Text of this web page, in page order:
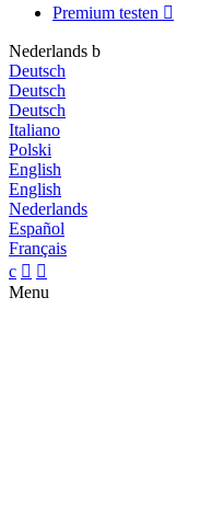
Premium testen 
Nederlands b
Deutsch
Deutsch
Deutsch
Italiano
Polski
English
English
Nederlands
Español
Français
c  
Menu